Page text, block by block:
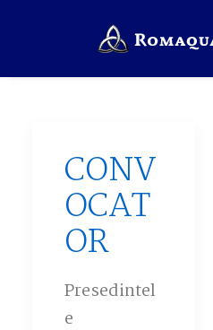
CONV
OCAT
OR
Presedintel
e